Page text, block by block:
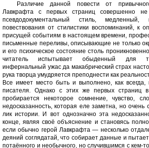
Различие данной повести от
Лавкрафта с первых страниц совершенно
псевдодокументальный стиль, медленный,
повествования от стилистики воспоминаний, к
присущей событиям в настоящем времени,
письменные переливы, описывающие не только
и его психическое состояние столь
читатель испытывает обыденный для
инфернальный ужас да макабрический страх
рука творца умудряется преподнести как
Все имеет место быть и выполнено, как всегда,
писателя. Однако с этих же первых страниц в
пробирается некоторое сомнение, чувство,
недосказанность, которая еле заметна, но
лик истории. И вот однозначно эта
конце, являя своё объяснение и становясь
если обычно герой Лавкрафта — несколько
деяний соглядатай, что собирает данные и
потаённого и необычного, но случившимся с кем-